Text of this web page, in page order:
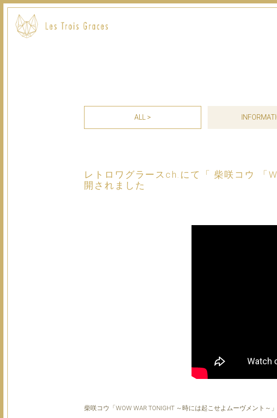
ALL >
レトロワグラースch.にて「 柴咲コウ 「
開されました
柴咲コウ「WOW WAR TONIGHT ～時には起こせよムーヴメント～」